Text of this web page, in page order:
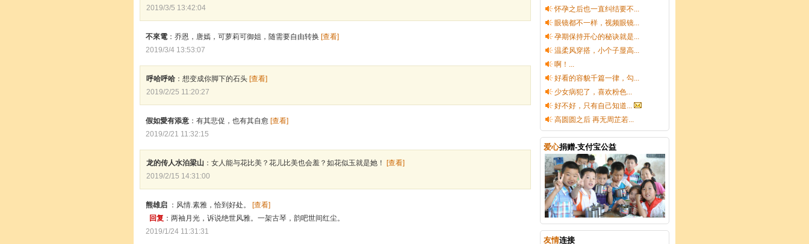
2019/3/5 13:42:04
不來電 ：乔恩，唐嫣，可萝莉可御姐，随需要自由转换 [查看]
2019/3/4 13:53:07
呼哈呼哈 ：想变成你脚下的石头 [查看]
2019/2/25 11:20:27
假如愛有添意 ：有其悲促，也有其自愈 [查看]
2019/2/21 11:32:15
龙的传人水泊梁山 ：女人能与花比美？花儿比美也会羞？如花似玉就是她！
[查看]
2019/2/15 14:31:00
熊雄启 ：风情.素雅，恰到好处。 [查看]
回复 ：两袖月光，诉说绝世风雅。一架古琴，韵吧世间红尘。
2019/1/24 11:31:31
怀孕之后也一直纠结要不...
眼镜都不一样，视频眼镜...
孕期保持开心的秘诀就是...
温柔风穿搭，小个子显高...
啊！...
好看的容貌千篇一律，勾...
少女病犯了，喜欢粉色...
好不好，只有自己知道...
高圆圆之后 再无周芷若...
爱心捐赠-支付宝公益
友情连接